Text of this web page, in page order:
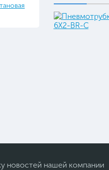
новостей нашей компании